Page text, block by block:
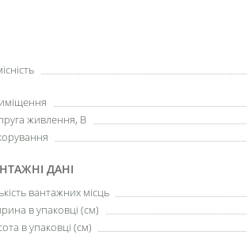
живлення, В
ДАНІ
вантажних місць
в упаковці (см)
в упаковці (см)